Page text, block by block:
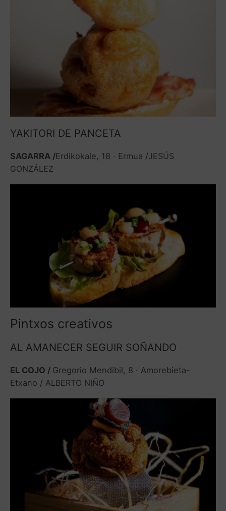
YAKITORI DE PANCETA
SAGARRA /Erdikokale, 18 · Ermua /JESÚS
GONZÁLEZ
Pintxos creativos
AL AMANECER SEGUIR SOÑANDO
EL COJO / Gregorio Mendibil, 8 · Amorebieta-
Etxano / ALBERTO NIÑO